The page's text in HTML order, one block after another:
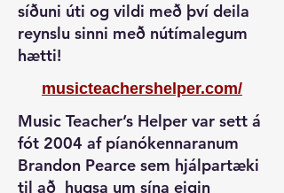
síðuni úti og vildi með því deila
reynslu sinni með nútímalegum
hætti!
musicteachershelper.com/
Music Teacher’s Helper var sett á
fót 2004 af píanókennaranum
Brandon Pearce sem hjálpartæki
til að hugsa um sína eigin